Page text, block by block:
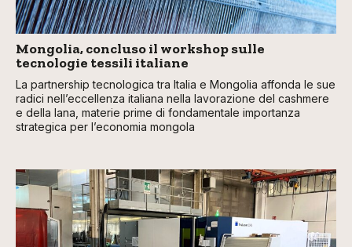
Mongolia, concluso il workshop sulle
tecnologie tessili italiane
La partnership tecnologica tra Italia e Mongolia affonda le sue
radici nell’eccellenza italiana nella lavorazione del cashmere
e della lana, materie prime di fondamentale importanza
strategica per l’economia mongola